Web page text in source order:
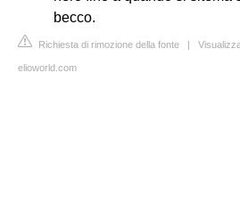
becco.
Richiesta di rimozione della fonte |
elioworld.com